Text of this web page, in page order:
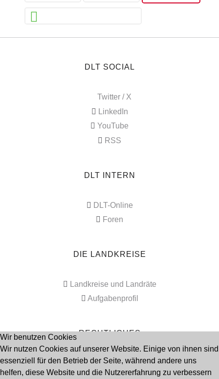
DLT SOCIAL
Twitter / X
LinkedIn
YouTube
RSS
DLT INTERN
DLT-Online
Foren
DIE LANDKREISE
Landkreise und Landräte
Aufgabenprofil
RECHTLICHES
Impressum
Wir benutzen Cookies
Wir nutzen Cookies auf unserer Website. Einige von ihnen sind
essenziell für den Betrieb der Seite, während andere uns
helfen, diese Website und die Nutzererfahrung zu verbessern